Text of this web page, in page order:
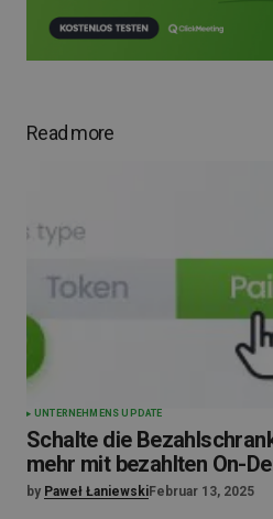
Read more
UNTERNEHMENS UPDATE
Schalte die
mehr mit bezahlten On-
by Paweł ŁaniewskiFebruar 13, 2025